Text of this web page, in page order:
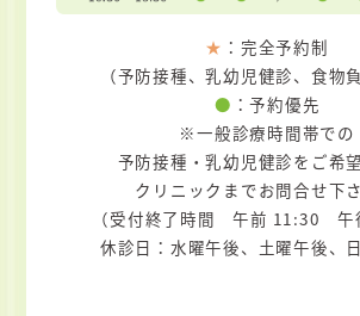
★ ：完全予約制
（予防接種、乳幼児健診、食物
● ：予約優先
※一般診療時間帯での
予防接種・乳幼児健診をご希
クリニックまでお問合せ下さ
（受付終了時間 午前 11:30 午
休診日：水曜午後、土曜午後、